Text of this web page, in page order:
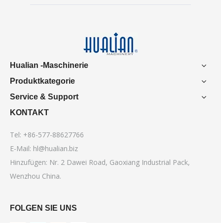
Hualian -Maschinerie
Produktkategorie
Service & Support
KONTAKT
Tel: +86-577-88627766
E-Mail: hl@hualian.biz
Hinzufügen: Nr. 2 Dawei Road, Gaoxiang Industrial Pack,
Wenzhou China.
FOLGEN SIE UNS